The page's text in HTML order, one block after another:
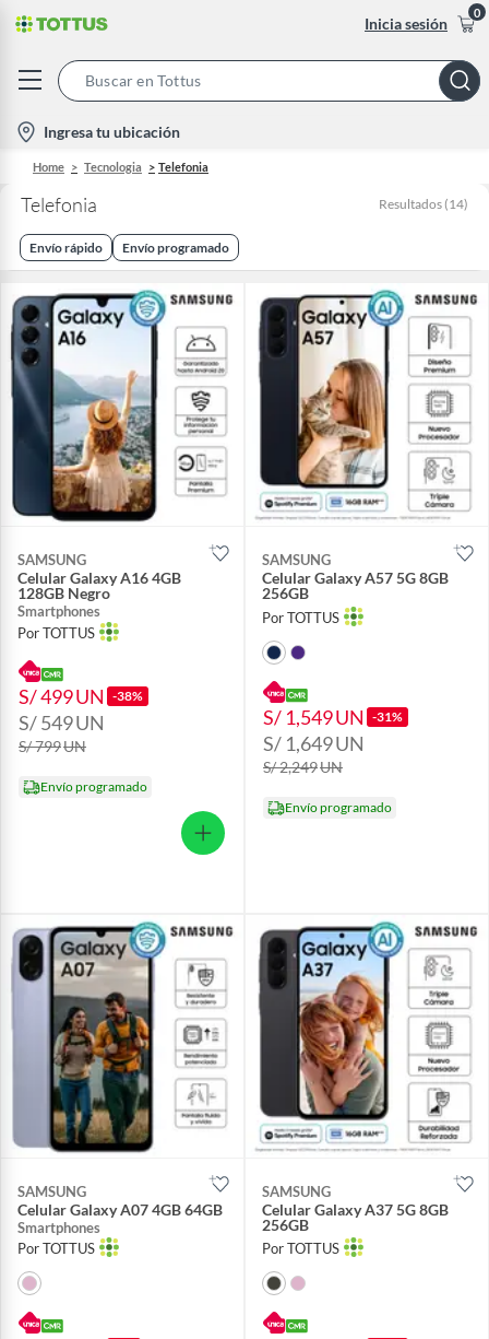
Inicia sesión
0
Bar
location-
icon
Ingresa tu ubicación
Home Tecnologia Telefonia
Telefonia Resultados (14)
Envío rápido Envío programado
SAMSUNG
Celular Galaxy A16 4GB
128GB Negro
Smartphones
Por TOTTUS
S/ 499UN -38%
S/ 549UN
S/ 799UN
Envío programado
SAMSUNG
Celular Galaxy A57 5G 8GB
256GB
Por TOTTUS
S/ 1,549UN -31%
S/ 1,649UN
S/ 2,249UN
Envío programado
SAMSUNG
Celular Galaxy A07 4GB 64GB
Smartphones
Por TOTTUS
SAMSUNG
Celular Galaxy A37 5G 8GB
256GB
Por TOTTUS